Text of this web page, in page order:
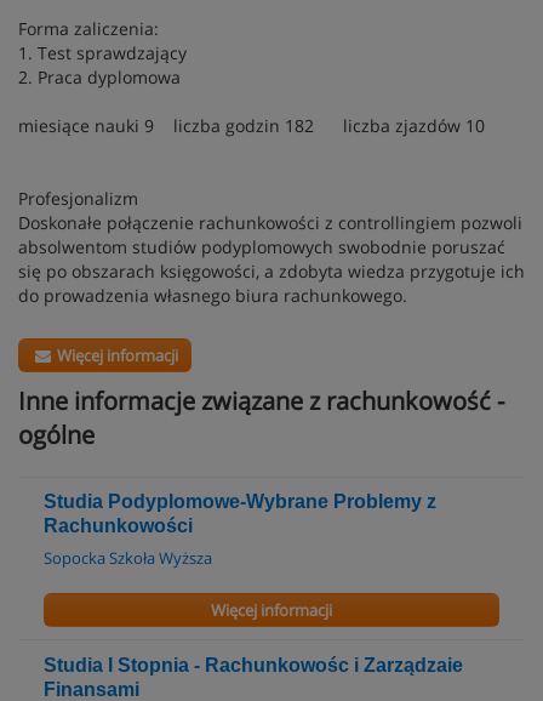
Forma zaliczenia:
1. Test sprawdzający
2. Praca dyplomowa
miesiące nauki 9 liczba godzin 182 liczba zjazdów 10
Profesjonalizm
Doskonałe połączenie rachunkowości z controllingiem pozwoli
absolwentom studiów podyplomowych swobodnie poruszać
się po obszarach księgowości, a zdobyta wiedza przygotuje ich
do prowadzenia własnego biura rachunkowego.
Więcej informacji
Inne informacje związane z rachunkowość -
ogólne
Studia Podyplomowe-Wybrane Problemy z
Rachunkowości
Sopocka Szkoła Wyższa
Więcej informacji
Studia I Stopnia - Rachunkowośc i Zarządzaie
Finansami